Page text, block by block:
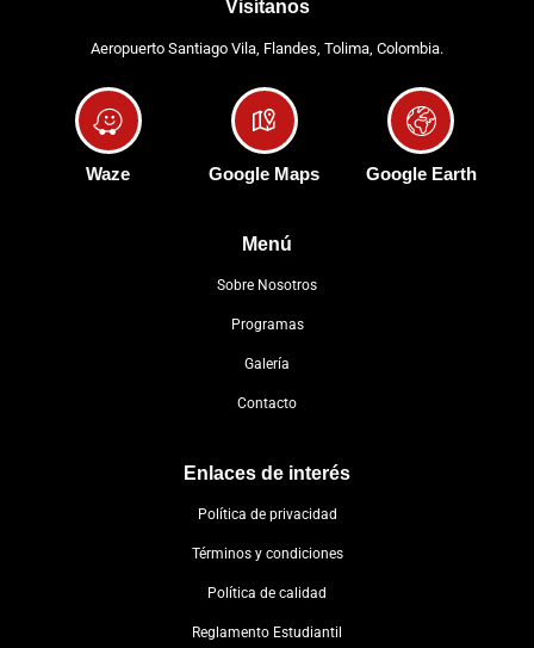
Visítanos
Aeropuerto Santiago Vila, Flandes, Tolima, Colombia.
Waze Google Maps Google Earth
Menú
Sobre Nosotros
Programas
Galería
Contacto
Enlaces de interés
Política de privacidad
Términos y condiciones
Política de calidad
Reglamento Estudiantil